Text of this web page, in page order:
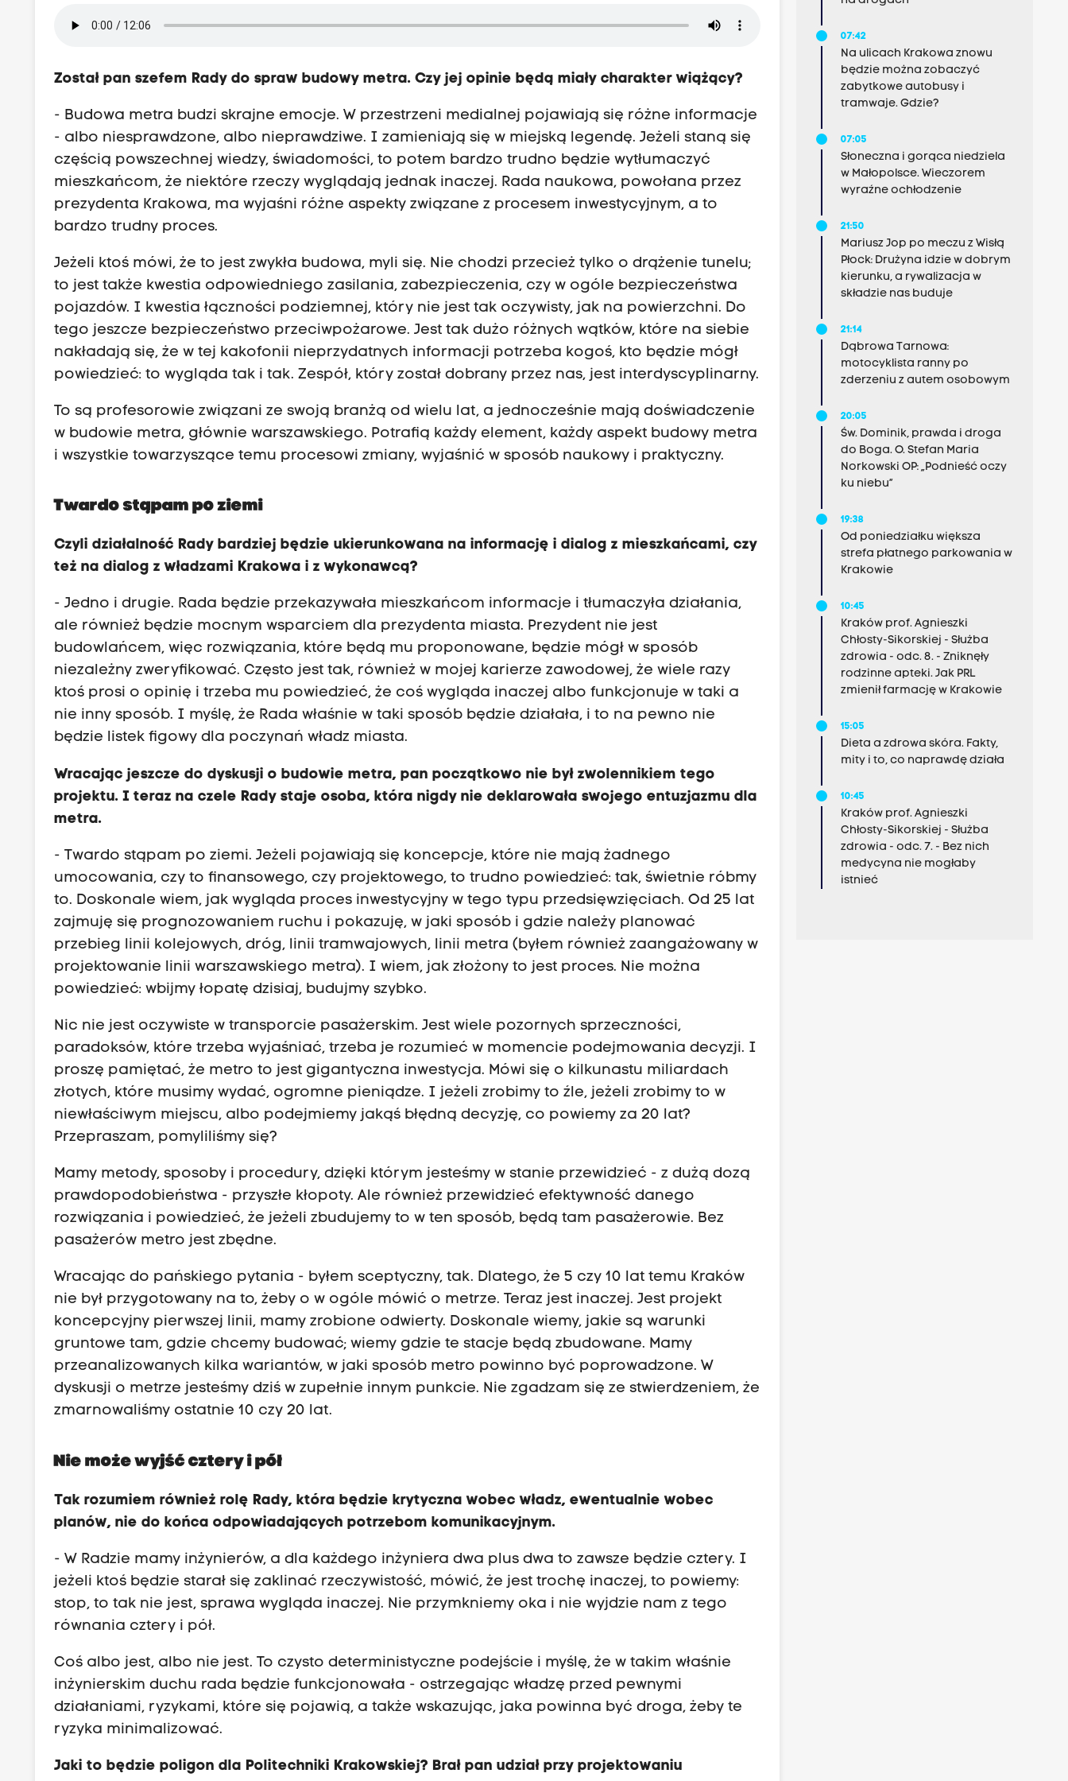
Został pan szefem Rady do spraw budowy metra. Czy jej opinie będą miały charakter wiążący?
- Budowa metra budzi skrajne emocje. W przestrzeni medialnej pojawiają się różne informacje
- albo niesprawdzone, albo nieprawdziwe. I zamieniają się w miejską legendę. Jeżeli staną się
częścią powszechnej wiedzy, świadomości, to potem bardzo trudno będzie wytłumaczyć
mieszkańcom, że niektóre rzeczy wyglądają jednak inaczej. Rada naukowa, powołana przez
prezydenta Krakowa, ma wyjaśni różne aspekty związane z procesem inwestycyjnym, a to
bardzo trudny proces.
Jeżeli ktoś mówi, że to jest zwykła budowa, myli się. Nie chodzi przecież tylko o drążenie tunelu;
to jest także kwestia odpowiedniego zasilania, zabezpieczenia, czy w ogóle bezpieczeństwa
pojazdów. I kwestia łączności podziemnej, który nie jest tak oczywisty, jak na powierzchni. Do
tego jeszcze bezpieczeństwo przeciwpożarowe. Jest tak dużo różnych wątków, które na siebie
nakładają się, że w tej kakofonii nieprzydatnych informacji potrzeba kogoś, kto będzie mógł
powiedzieć: to wygląda tak i tak. Zespół, który został dobrany przez nas, jest interdyscyplinarny.
To są profesorowie związani ze swoją branżą od wielu lat, a jednocześnie mają doświadczenie
w budowie metra, głównie warszawskiego. Potrafią każdy element, każdy aspekt budowy metra
i wszystkie towarzyszące temu procesowi zmiany, wyjaśnić w sposób naukowy i praktyczny.
Twardo stąpam po ziemi
Czyli działalność Rady bardziej będzie ukierunkowana na informację i dialog z mieszkańcami, czy
też na dialog z władzami Krakowa i z wykonawcą?
- Jedno i drugie. Rada będzie przekazywała mieszkańcom informacje i tłumaczyła działania,
ale również będzie mocnym wsparciem dla prezydenta miasta. Prezydent nie jest
budowlańcem, więc rozwiązania, które będą mu proponowane, będzie mógł w sposób
niezależny zweryfikować. Często jest tak, również w mojej karierze zawodowej, że wiele razy
ktoś prosi o opinię i trzeba mu powiedzieć, że coś wygląda inaczej albo funkcjonuje w taki a
nie inny sposób. I myślę, że Rada właśnie w taki sposób będzie działała, i to na pewno nie
będzie listek figowy dla poczynań władz miasta.
Wracając jeszcze do dyskusji o budowie metra, pan początkowo nie był zwolennikiem tego
projektu. I teraz na czele Rady staje osoba, która nigdy nie deklarowała swojego entuzjazmu dla
metra.
- Twardo stąpam po ziemi. Jeżeli pojawiają się koncepcje, które nie mają żadnego
umocowania, czy to finansowego, czy projektowego, to trudno powiedzieć: tak, świetnie róbmy
to. Doskonale wiem, jak wygląda proces inwestycyjny w tego typu przedsięwzięciach. Od 25 lat
zajmuję się prognozowaniem ruchu i pokazuję, w jaki sposób i gdzie należy planować
przebieg linii kolejowych, dróg, linii tramwajowych, linii metra (byłem również zaangażowany w
projektowanie linii warszawskiego metra). I wiem, jak złożony to jest proces. Nie można
powiedzieć: wbijmy łopatę dzisiaj, budujmy szybko.
Nic nie jest oczywiste w transporcie pasażerskim. Jest wiele pozornych sprzeczności,
paradoksów, które trzeba wyjaśniać, trzeba je rozumieć w momencie podejmowania decyzji. I
proszę pamiętać, że metro to jest gigantyczna inwestycja. Mówi się o kilkunastu miliardach
złotych, które musimy wydać, ogromne pieniądze. I jeżeli zrobimy to źle, jeżeli zrobimy to w
niewłaściwym miejscu, albo podejmiemy jakąś błędną decyzję, co powiemy za 20 lat?
Przepraszam, pomyliliśmy się?
Mamy metody, sposoby i procedury, dzięki którym jesteśmy w stanie przewidzieć - z dużą dozą
prawdopodobieństwa - przyszłe kłopoty. Ale również przewidzieć efektywność danego
rozwiązania i powiedzieć, że jeżeli zbudujemy to w ten sposób, będą tam pasażerowie. Bez
pasażerów metro jest zbędne.
Wracając do pańskiego pytania - byłem sceptyczny, tak. Dlatego, że 5 czy 10 lat temu Kraków
nie był przygotowany na to, żeby o w ogóle mówić o metrze. Teraz jest inaczej. Jest projekt
koncepcyjny pierwszej linii, mamy zrobione odwierty. Doskonale wiemy, jakie są warunki
gruntowe tam, gdzie chcemy budować; wiemy gdzie te stacje będą zbudowane. Mamy
przeanalizowanych kilka wariantów, w jaki sposób metro powinno być poprowadzone. W
dyskusji o metrze jesteśmy dziś w zupełnie innym punkcie. Nie zgadzam się ze stwierdzeniem, że
zmarnowaliśmy ostatnie 10 czy 20 lat.
Nie może wyjść cztery i pół
Tak rozumiem również rolę Rady, która będzie krytyczna wobec władz, ewentualnie wobec
planów, nie do końca odpowiadających potrzebom komunikacyjnym.
- W Radzie mamy inżynierów, a dla każdego inżyniera dwa plus dwa to zawsze będzie cztery. I
jeżeli ktoś będzie starał się zaklinać rzeczywistość, mówić, że jest trochę inaczej, to powiemy:
stop, to tak nie jest, sprawa wygląda inaczej. Nie przymkniemy oka i nie wyjdzie nam z tego
równania cztery i pół.
Coś albo jest, albo nie jest. To czysto deterministyczne podejście i myślę, że w takim właśnie
inżynierskim duchu rada będzie funkcjonowała - ostrzegając władzę przed pewnymi
działaniami, ryzykami, które się pojawią, a także wskazując, jaka powinna być droga, żeby te
ryzyka minimalizować.
Jaki to będzie poligon dla Politechniki Krakowskiej? Brał pan udział przy projektowaniu
07:42
Na ulicach Krakowa znowu
będzie można zobaczyć
zabytkowe autobusy i
tramwaje. Gdzie?
07:05
Słoneczna i gorąca niedziela
w Małopolsce. Wieczorem
wyraźne ochłodzenie
21:50
Mariusz Jop po meczu z Wisłą
Płock: Drużyna idzie w dobrym
kierunku, a rywalizacja w
składzie nas buduje
21:14
Dąbrowa Tarnowa:
motocyklista ranny po
zderzeniu z autem osobowym
20:05
Św. Dominik, prawda i droga
do Boga. O. Stefan Maria
Norkowski OP: „Podnieść oczy
ku niebu”
19:38
Od poniedziałku większa
strefa płatnego parkowania w
Krakowie
10:45
Kraków prof. Agnieszki
Chłosty-Sikorskiej - Służba
zdrowia - odc. 8. - Zniknęły
rodzinne apteki. Jak PRL
zmienił farmację w Krakowie
15:05
Dieta a zdrowa skóra. Fakty,
mity i to, co naprawdę działa
10:45
Kraków prof. Agnieszki
Chłosty-Sikorskiej - Służba
zdrowia - odc. 7. - Bez nich
medycyna nie mogłaby
istnieć